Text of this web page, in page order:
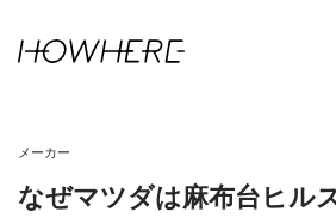
メーカー
なぜマツダは麻布台ヒル